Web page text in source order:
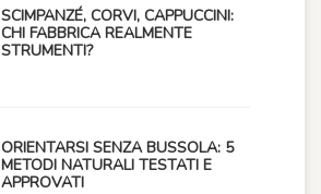
SCIMPANZÉ, CORVI, CAPPUCCINI:
CHI FABBRICA REALMENTE
STRUMENTI?
ORIENTARSI SENZA BUSSOLA: 5
METODI NATURALI TESTATI E
APPROVATI